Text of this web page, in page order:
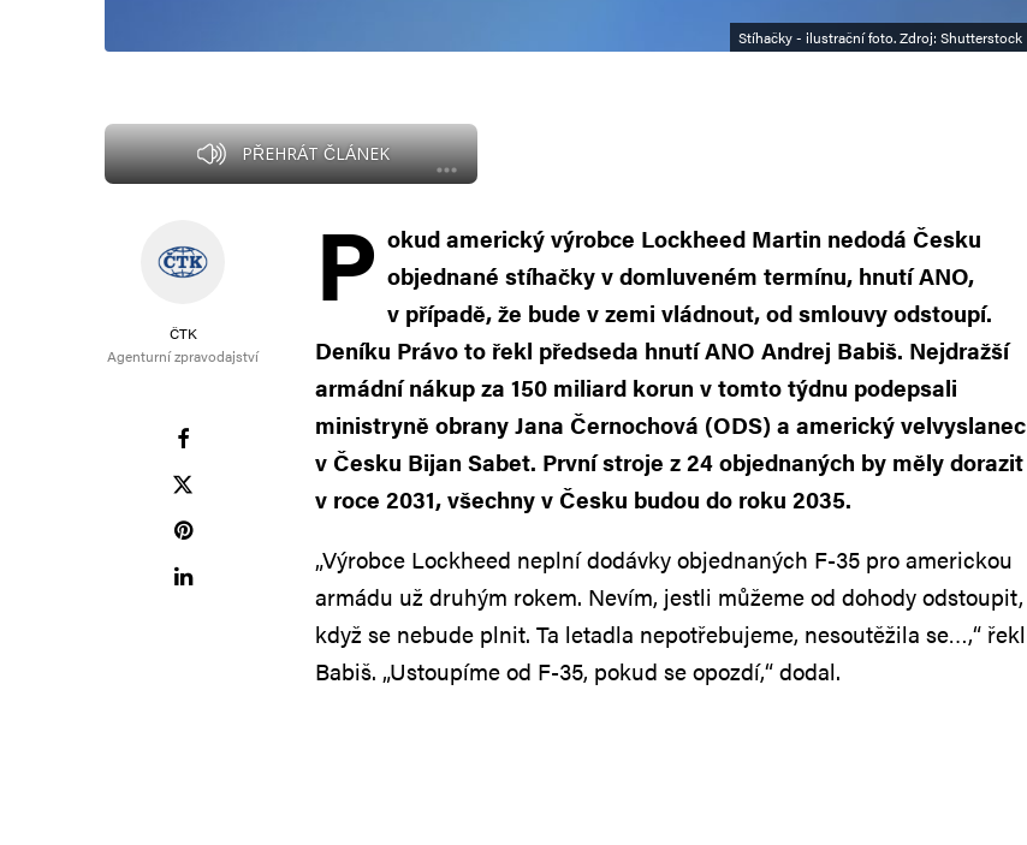
Stíhačky - ilustrační foto. Zdroj: Shutterstock
PŘEHRÁT ČLÁNEK
ČTK
Agenturní zpravodajství
P okud americký výrobce Lockheed Martin nedodá Česku
objednané stíhačky v domluveném termínu, hnutí ANO,
v případě, že bude v zemi vládnout, od smlouvy odstoupí.
Deníku Právo to řekl předseda hnutí ANO Andrej Babiš. Nejdražší
armádní nákup za 150 miliard korun v tomto týdnu podepsali
ministryně obrany Jana Černochová (ODS) a americký velvyslanec
v Česku Bijan Sabet. První stroje z 24 objednaných by měly dorazit
v roce 2031, všechny v Česku budou do roku 2035.
„Výrobce Lockheed neplní dodávky objednaných F-35 pro americkou
armádu už druhým rokem. Nevím, jestli můžeme od dohody odstoupit,
když se nebude plnit. Ta letadla nepotřebujeme, nesoutěžila se…,“ řekl
Babiš. „Ustoupíme od F-35, pokud se opozdí,“ dodal.